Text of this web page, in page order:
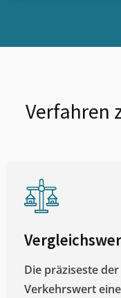
Verfahren
Die präziseste
Verkehrswert